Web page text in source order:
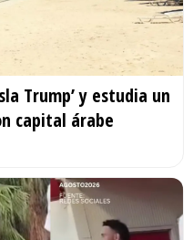
Trump’ y estudia un
capital árabe